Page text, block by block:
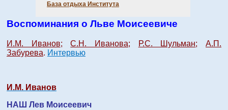
База отдыха Института
Воспоминания о Льве Моисеевиче
И.М. Иванов;С.Н. Иванова; Р.С. Шульман;А.П.
Забурева. Интервью
И.М. Иванов
НАШ Лев Моисеевич